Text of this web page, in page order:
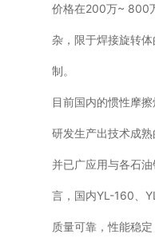
价格在200万~ 800
杂，限于焊接旋转
制。
目前国内的惯性摩
研发生产出技术成
并已广应用与各石
言，国内YL-160、
质量可靠，性能稳